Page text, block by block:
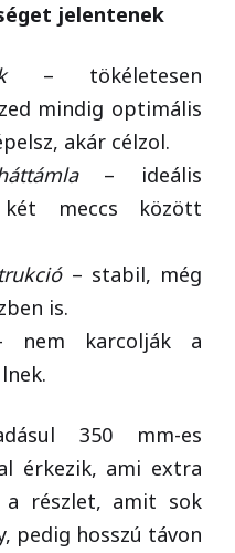
jelentenek
– tökéletesen
mindig optimális
akár célzol.
– ideális
meccs között
– stabil, még
is.
karcolják a
350 mm-es
érkezik, ami extra
részlet, amit sok
pedig hosszú távon